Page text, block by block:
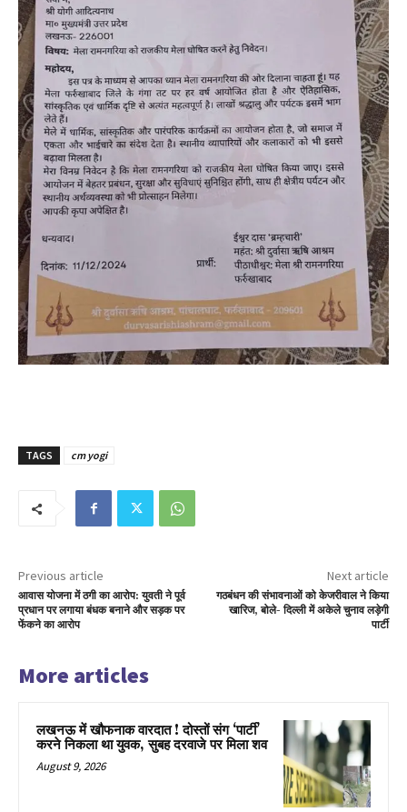
TAGS cm yogi
Previous article
आवास योजना में ठगी का आरोप: युवती ने पूर्व
प्रधान पर लगाया बंधक बनाने और सड़क पर
फेंकने का आरोप
Next article
गठबंधन की संभावनाओं को केजरीवाल ने किया
खारिज, बोले- दिल्ली में अकेले चुनाव लड़ेगी
पार्टी
More articles
लखनऊ में खौफनाक वारदात ! दोस्तों संग ‘पार्टी’
करने निकला था युवक, सुबह दरवाजे पर मिला शव
August 9, 2026